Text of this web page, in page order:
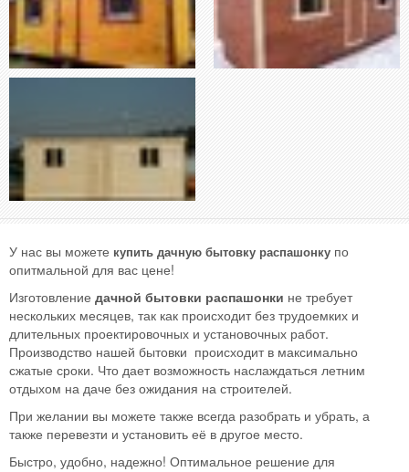
У нас вы можете купить дачную бытовку распашонку по
опитмальной для вас цене!
Изготовление дачной бытовки распашонки не требует
нескольких месяцев, так как происходит без трудоемких и
длительных проектировочных и установочных работ.
Производство нашей бытовки происходит в максимально
сжатые сроки. Что дает возможность наслаждаться летним
отдыхом на даче без ожидания на строителей.
При желании вы можете также всегда разобрать и убрать, а
также перевезти и установить её в другое место.
Быстро, удобно, надежно! Оптимальное решение для